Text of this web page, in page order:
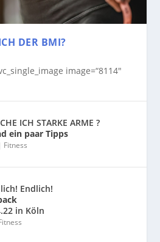
DER BMI?
image=“8114″
ICH STARKE ARME ?
ein paar Tipps
Fitness
Endlich!
in Köln